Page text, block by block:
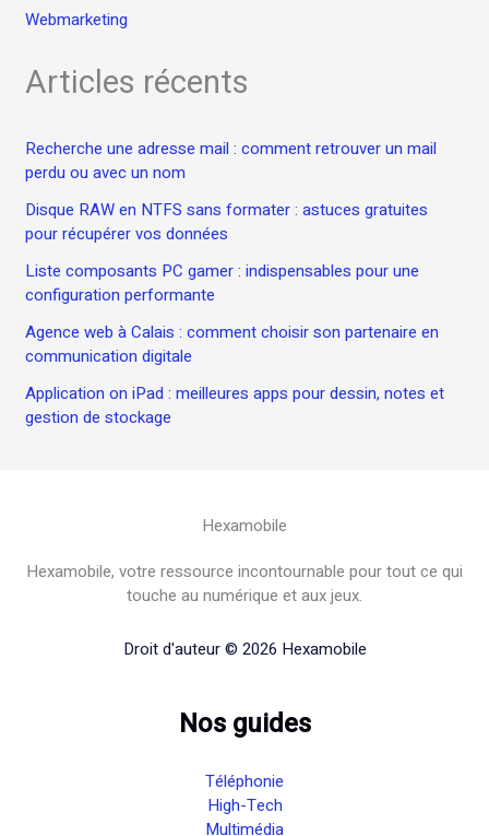
Webmarketing
Articles récents
Recherche une adresse mail : comment retrouver un mail
perdu ou avec un nom
Disque RAW en NTFS sans formater : astuces gratuites
pour récupérer vos données
Liste composants PC gamer : indispensables pour une
configuration performante
Agence web à Calais : comment choisir son partenaire en
communication digitale
Application on iPad : meilleures apps pour dessin, notes et
gestion de stockage
Hexamobile
Hexamobile, votre ressource incontournable pour tout ce qui
touche au numérique et aux jeux.
Droit d'auteur © 2026 Hexamobile
Nos guides
Téléphonie
High-Tech
Multimédia